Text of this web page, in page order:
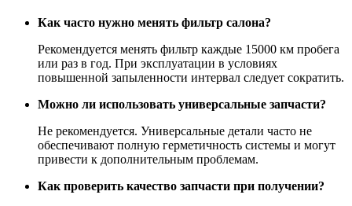
Как часто нужно менять фильтр салона?
Рекомендуется менять фильтр каждые 15000 км пробега
или раз в год. При эксплуатации в условиях
повышенной запыленности интервал следует сократить.
Можно ли использовать универсальные запчасти?
Не рекомендуется. Универсальные детали часто не
обеспечивают полную герметичность системы и могут
привести к дополнительным проблемам.
Как проверить качество запчасти при получении?